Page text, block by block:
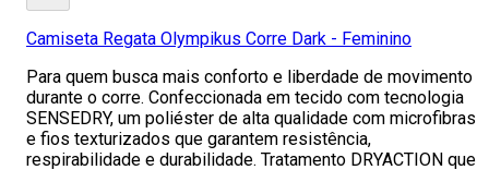
Camiseta Regata Olympikus Corre Dark - Feminino
Para quem busca mais conforto e liberdade de movimento
durante o corre. Confeccionada em tecido com tecnologia
SENSEDRY, um poliéster de alta qualidade com microfibras
e fios texturizados que garantem resistência,
respirabilidade e durabilidade. Tratamento DRYACTION que